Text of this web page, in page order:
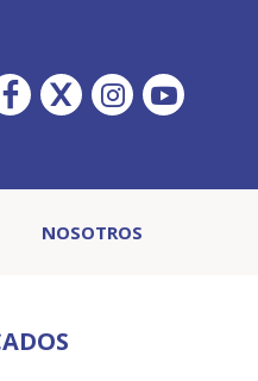
NOSOTROS